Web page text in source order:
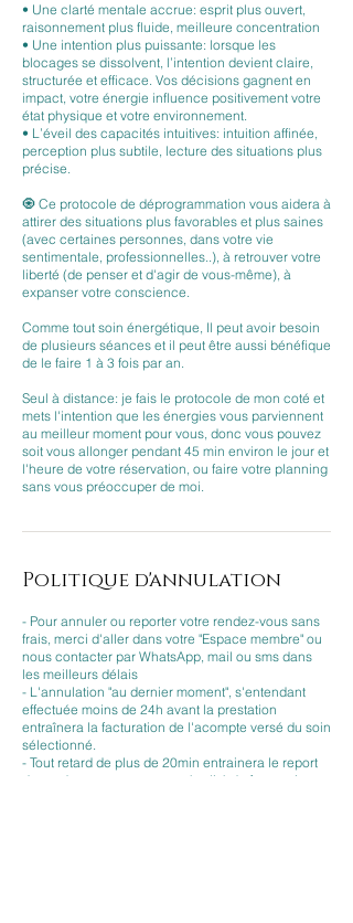
• Une clarté mentale accrue: esprit plus ouvert,
raisonnement plus fluide, meilleure concentration
• Une intention plus puissante: lorsque les
blocages se dissolvent, l’intention devient claire,
structurée et efficace. Vos décisions gagnent en
impact, votre énergie influence positivement votre
état physique et votre environnement.
• L’éveil des capacités intuitives: intuition affinée,
perception plus subtile, lecture des situations plus
précise.
🧿 Ce protocole de déprogrammation vous aidera à
attirer des situations plus favorables et plus saines
(avec certaines personnes, dans votre vie
sentimentale, professionnelles..), à retrouver votre
liberté (de penser et d'agir de vous-même), à
expanser votre conscience.
Comme tout soin énergétique, Il peut avoir besoin
de plusieurs séances et il peut être aussi bénéfique
de le faire 1 à 3 fois par an.
Seul à distance: je fais le protocole de mon coté et
mets l'intention que les énergies vous parviennent
au meilleur moment pour vous, donc vous pouvez
soit vous allonger pendant 45 min environ le jour et
l'heure de votre réservation, ou faire votre planning
sans vous préoccuper de moi.
Politique d'annulation
- Pour annuler ou reporter votre rendez-vous sans
frais, merci d'aller dans votre "Espace membre" ou
nous contacter par WhatsApp, mail ou sms dans
les meilleurs délais
- L'annulation "au dernier moment", s'entendant
effectuée moins de 24h avant la prestation
entraînera la facturation de l'acompte versé du soin
sélectionné.
- Tout retard de plus de 20min entrainera le report
du rendez-vous avec une pénalité de facturation